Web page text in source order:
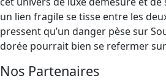
un lien fragile se tisse entre les
pressent qu’un danger pèse sur
dorée pourrait bien se refermer
Nos Partenaires